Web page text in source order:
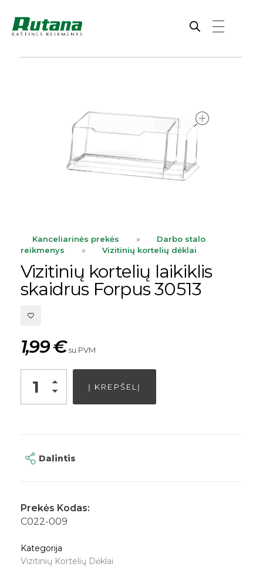
Kanceliarinės prekės »
Darbo stalo
reikmenys
» Vizitinių kortelių dėklai
Vizitinių kortelių laikiklis
skaidrus Forpus 30513
1,99€ su PVM
Į KREPŠELĮ
Dalintis
Prekės Kodas:
C022-009
Kategorija
Vizitinių Kortelių Dėklai